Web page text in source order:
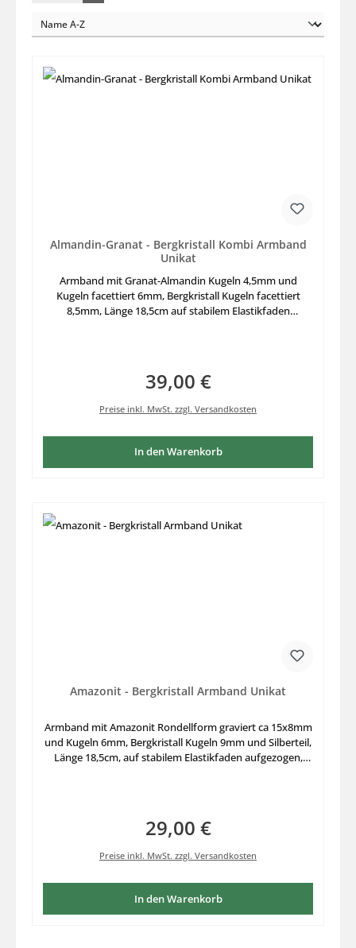
Almandin-Granat - Bergkristall Kombi Armband
Unikat
Armband mit Granat-Almandin Kugeln 4,5mm und
Kugeln facettiert 6mm, Bergkristall Kugeln facettiert
8,5mm, Länge 18,5cm auf stabilem Elastikfaden
Regulärer Preis:
39,00 €
Preise inkl. MwSt. zzgl. Versandkosten
In den Warenkorb
Amazonit - Bergkristall Armband Unikat
Armband mit Amazonit Rondellform graviert ca 15x8mm
und Kugeln 6mm, Bergkristall Kugeln 9mm und Silberteil,
Länge 18,5cm, auf stabilem Elastikfaden aufgezogen,
Regulärer Preis:
29,00 €
Preise inkl. MwSt. zzgl. Versandkosten
In den Warenkorb